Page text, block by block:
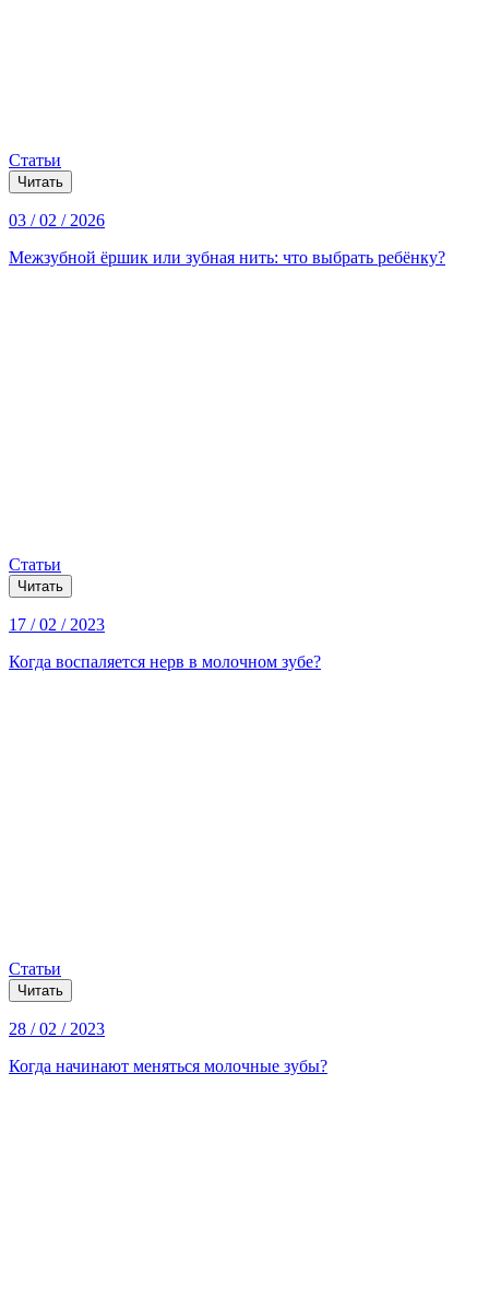
Статьи
Читать
03 / 02 / 2026
Межзубной ёршик или зубная нить: что выбрать ребёнку?
Статьи
Читать
17 / 02 / 2023
Когда воспаляется нерв в молочном зубе?
Статьи
Читать
28 / 02 / 2023
Когда начинают меняться молочные зубы?